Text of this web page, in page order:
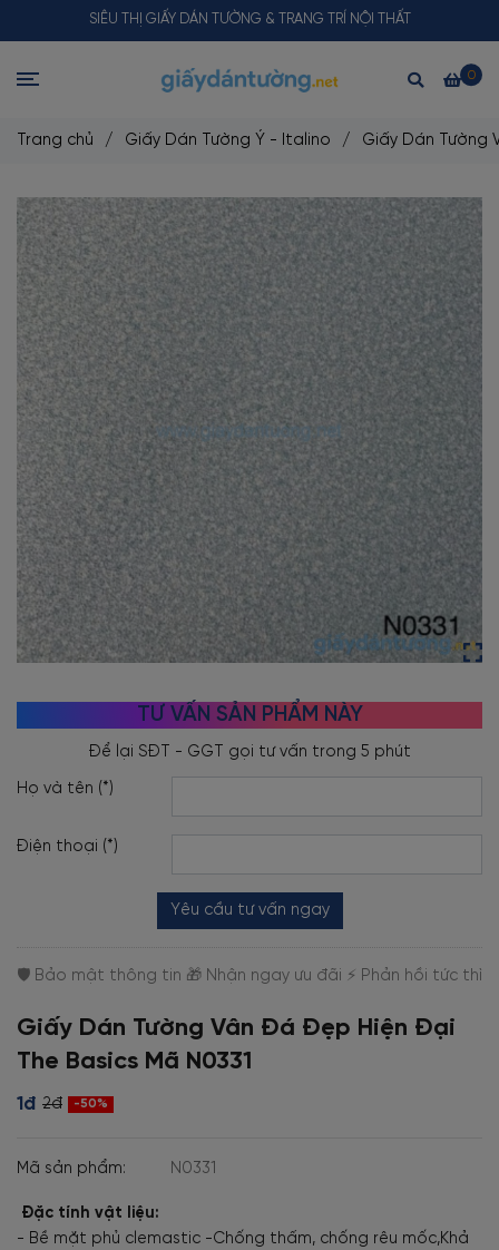
SIÊU THỊ GIẤY DÁN TƯỜNG & TRANG TRÍ NỘI THẤT
0
Trang chủ / Giấy Dán Tường Ý - Italino / Giấy Dán Tường
TƯ VẤN SẢN PHẨM NÀY
Họ và tên (*)
Điện thoại (*)
Yêu cầu tư vấn ngay
Giấy Dán Tường Vân Đá Đẹp Hiện Đại
The Basics Mã N0331
1đ 2đ -50%
Mã sản phẩm: N0331
Đặc tính vật liệu:
- Bề mặt phủ clemastic -Chống thấm, chống rêu mốc,Khả